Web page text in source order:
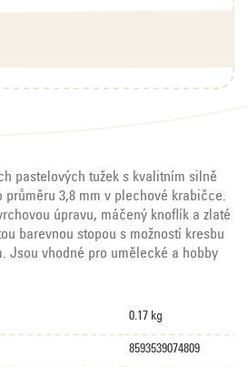
pastelových tužek s kvalitním silně
průměru 3,8 mm v plechové krabičce.
úpravu, máčený knoflík a zlaté
barevnou stopou s možností kresbu
Jsou vhodné pro umělecké a hobby
0.17 kg
8593539074809